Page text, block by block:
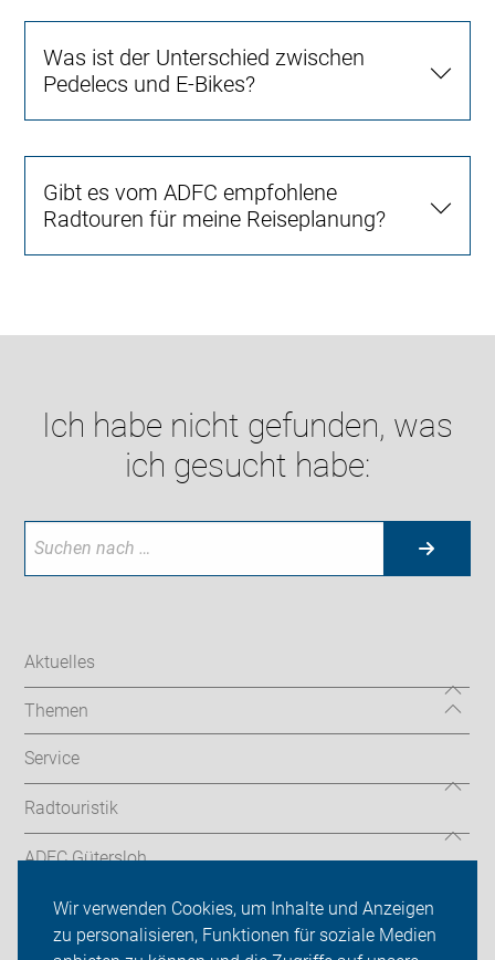
Wir verwenden Cookies, um Inhalte und Anzeigen
zu personalisieren, Funktionen für soziale Medien
Was ist der Unterschied zwischen
Pedelecs und E-Bikes?
Gibt es vom ADFC empfohlene
Radtouren für meine Reiseplanung?
Ich habe nicht gefunden, was
ich gesucht habe:
Aktuelles
Themen
Service
Radtouristik
ADFC Gütersloh
Sei dabei